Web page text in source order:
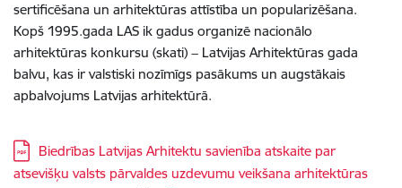
sertificēšana un arhitektūras attīstība un popularizēšana.
Kopš 1995.gada LAS ik gadus organizē nacionālo
arhitektūras konkursu (skati) − Latvijas Arhitektūras gada
balvu, kas ir valstiski nozīmīgs pasākums un augstākais
apbalvojums Latvijas arhitektūrā.
Lejupielādēt:
Biedrības Latvijas Arhitektu savienība atskaite par
atsevišķu valsts pārvaldes uzdevumu veikšana arhitektūras